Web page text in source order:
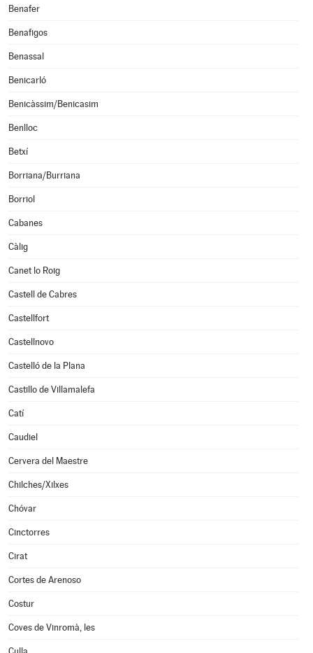
Benafer
Benafigos
Benassal
Benicarló
Benicàssim/Benicasim
Benlloc
Betxí
Borriana/Burriana
Borriol
Cabanes
Càlig
Canet lo Roig
Castell de Cabres
Castellfort
Castellnovo
Castelló de la Plana
Castillo de Villamalefa
Catí
Caudiel
Cervera del Maestre
Chilches/Xilxes
Chóvar
Cinctorres
Cirat
Cortes de Arenoso
Costur
Coves de Vinromà, les